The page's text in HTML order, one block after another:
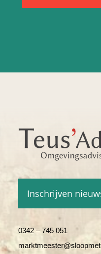
Inschrijven
0342 – 745 051